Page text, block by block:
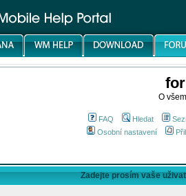
O
FAQ Hledat
Osobní nastavení
Zadejte prosím vaše